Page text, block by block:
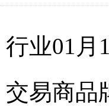
行业01月
交易商品